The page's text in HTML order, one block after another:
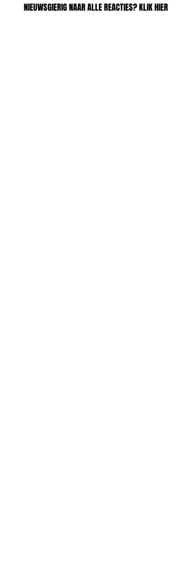
NIEUWSGIERIG NAAR ALLE REACTIES? KLIK HIER
NIEUWSGIERIG NAAR ALLE REACTIES? KLIK HIER